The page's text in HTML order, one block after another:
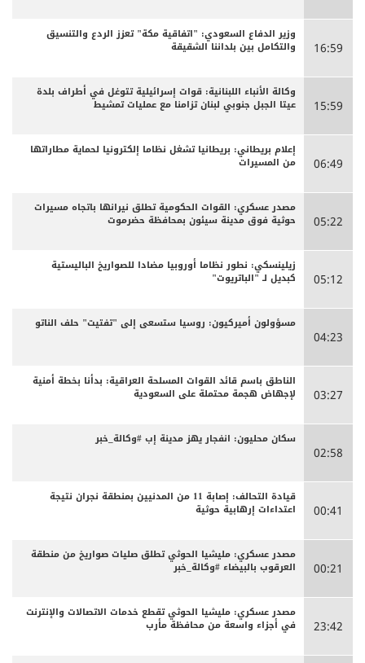
16:59
وزير الدفاع السعودي: "اتفاقية مكة" تعزز الردع والتنسيق
والتكامل بين بلداننا الشقيقة
15:59
وكالة الأنباء اللبنانية: قوات إسرائيلية تتوغل في أطراف بلدة
عيتا الجبل جنوبي لبنان تزامنا مع عمليات تمشيط
06:49
إعلام بريطاني: بريطانيا تشغل نظاما إلكترونيا لحماية مطاراتها
من المسيرات
05:22
مصدر عسكري: القوات الحكومية تطلق نيرانها باتجاه مسيرات
حوثية فوق مدينة سيئون بمحافظة حضرموت
05:12
زيلينسكي: نطور نظاما أوروبيا مضادا للصواريخ الباليستية
كبديل لـ "الباتريوت"
04:23
مسؤولون أميركيون: روسيا ستسعى إلى "تفتيت" حلف الناتو
03:27
الناطق باسم قائد القوات المسلحة العراقية: بدأنا بخطة أمنية
لإجهاض هجمة محتملة على السعودية
02:58
سكان محليون: انفجار يهز مدينة إب #وكالة_خبر
00:41
قيادة التحالف: إصابة 11 من المدنيين بمنطقة نجران نتيجة
اعتداءات إرهابية حوثية
00:21
مصدر عسكري: مليشيا الحوثي تطلق صليات صواريخ من منطقة
العرقوب بالبيضاء #وكالة_خبر
23:42
مصدر عسكري: مليشيا الحوثي تقطع خدمات الاتصالات والإنترنت
في أجزاء واسعة من محافظة مأرب